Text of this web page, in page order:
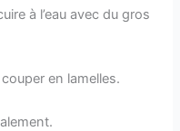
à l’eau avec du gros
en lamelles.